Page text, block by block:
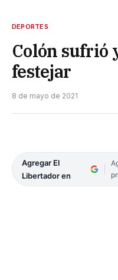
DEPORTES
Colón sufrió
festejar
8 de mayo de 2021
Agregar El
Libertador en